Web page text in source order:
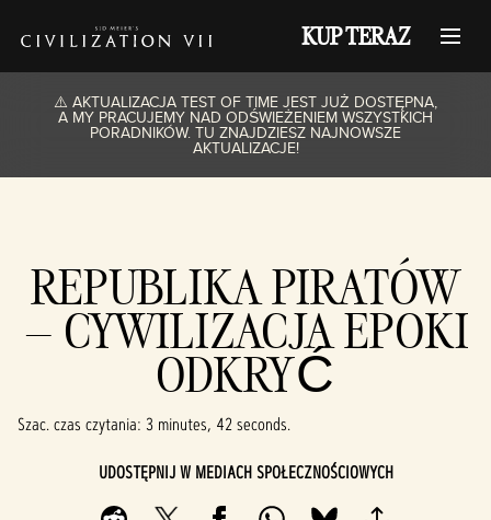
KUP TERAZ
⚠️ AKTUALIZACJA TEST OF TIME JEST JUŻ DOSTĘPNA,
A MY PRACUJEMY NAD ODŚWIEŻENIEM WSZYSTKICH
PORADNIKÓW. TU ZNAJDZIESZ NAJNOWSZE
AKTUALIZACJE!
REPUBLIKA PIRATÓW
– CYWILIZACJA EPOKI
ODKRYĆ
Szac. czas czytania 3 minutes, 42 seconds
UDOSTĘPNIJ W MEDIACH SPOŁECZNOŚCIOWYCH